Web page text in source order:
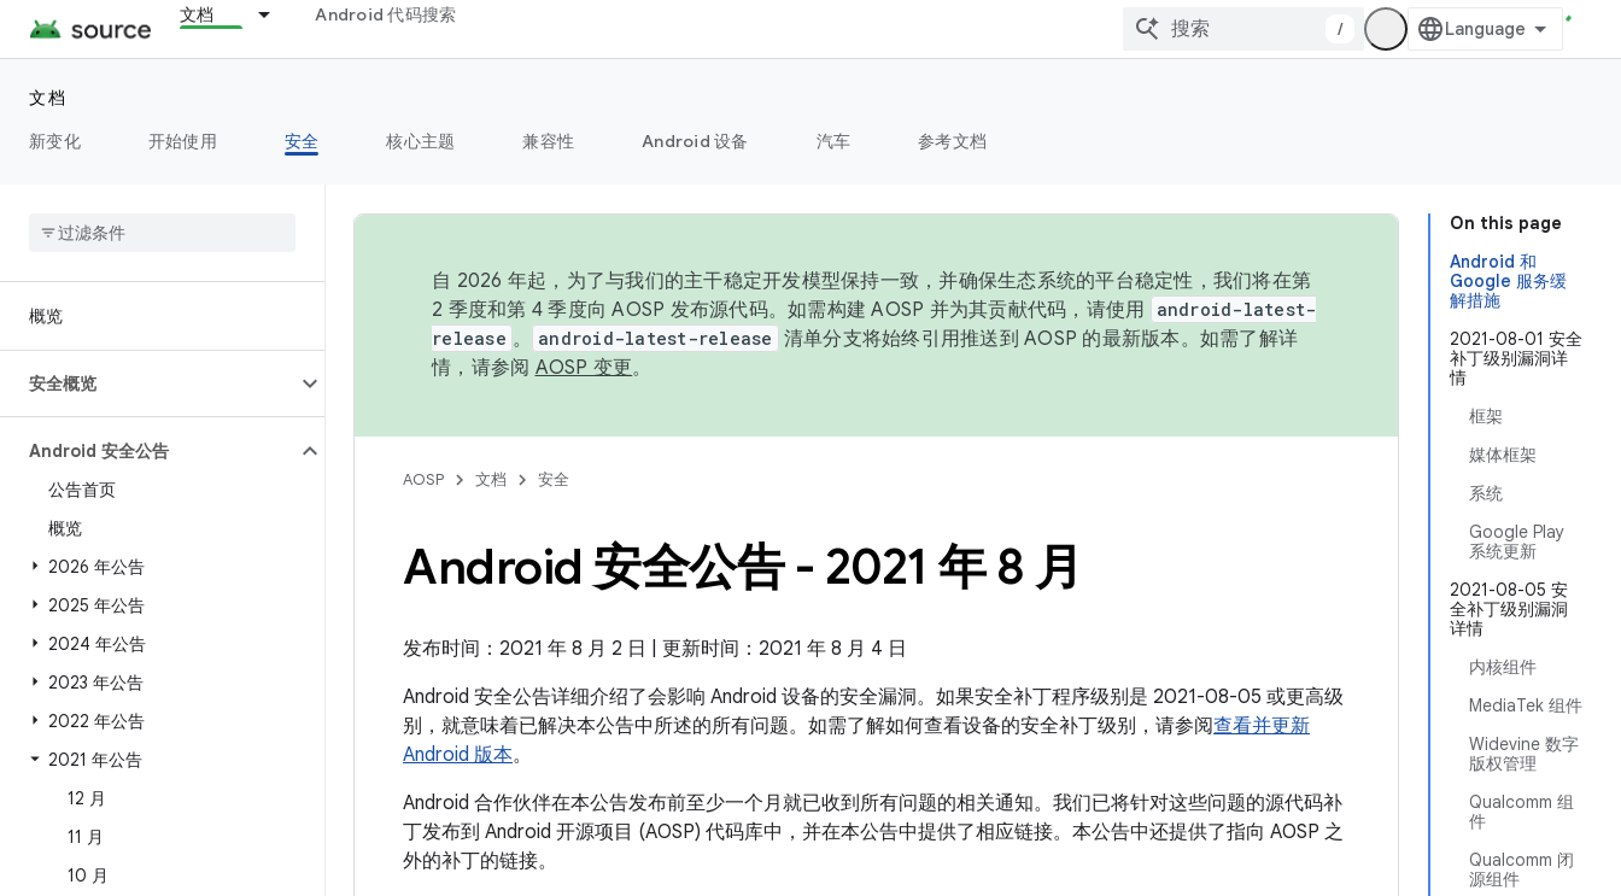
文档 Android 代码搜索
/
文档
新变化
开始使用 安全 核心主题 兼容性 Android 设备 汽车 参考文档
概览
安全概览
Android 安全公告
公告首页
概览
2026 年公告
2025 年公告
2024 年公告
2023 年公告
2022 年公告
2021 年公告
12 月
11 月
10 月
On this page
Android 和
Google 服务缓
解措施
2021-08-01 安全
补丁级别漏洞详
情
框架
媒体框架
系统
Google Play
系统更新
2021-08-05 安
全补丁级别漏洞
详情
内核组件
MediaTek 组件
Widevine 数字
版权管理
Qualcomm 组
件
Qualcomm 闭
源组件
自 2026 年起，为了与我们的主干稳定开发模型保持一致，并确保生态系统的平台稳定性，我们将在第
2 季度和第 4 季度向 AOSP 发布源代码。如需构建 AOSP 并为其贡献代码，请使用
android-latest-
release 。 android-latest-release 清单分支将始终引用推送到 AOSP 的最新版本。如需了解详
情，请参阅 AOSP 变更。
AOSP 文档 安全
Android 安全公告 - 2021 年 8 月
发布时间：2021 年 8 月 2 日 | 更新时间：2021 年 8 月 4 日
Android 安全公告详细介绍了会影响 Android 设备的安全漏洞。如果安全补丁程序级别是 2021-08-05 或更高级
别，就意味着已解决本公告中所述的所有问题。如需了解如何查看设备的安全补丁级别，请参阅查看并更新
Android 版本。
Android 合作伙伴在本公告发布前至少一个月就已收到所有问题的相关通知。我们已将针对这些问题的源代码补
丁发布到 Android 开源项目 (AOSP) 代码库中，并在本公告中提供了相应链接。本公告中还提供了指向 AOSP 之
外的补丁的链接。